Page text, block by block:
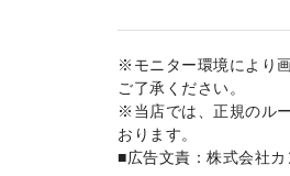
※モニター環境により
ご了承ください。
※当店では、正規のル
おります。
■広告文責：株式会社カ